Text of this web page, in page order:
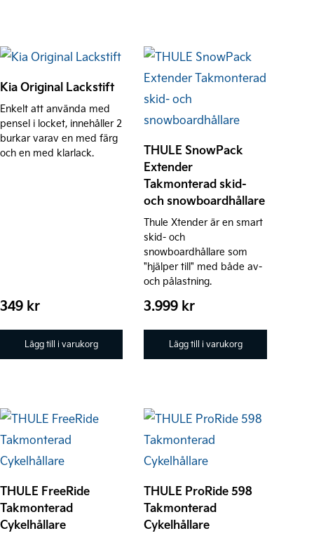
Kia Original Lackstift
Enkelt att använda med
pensel i locket, innehåller 2
burkar varav en med färg
och en med klarlack.
349 kr
Lägg till i varukorg
THULE SnowPack
Extender
Takmonterad skid-
och snowboardhållare
Thule Xtender är en smart
skid- och
snowboardhållare som
"hjälper till" med både av-
och pålastning.
3.999 kr
Lägg till i varukorg
THULE FreeRide
Takmonterad
Cykelhållare
THULE ProRide 598
Takmonterad
Cykelhållare